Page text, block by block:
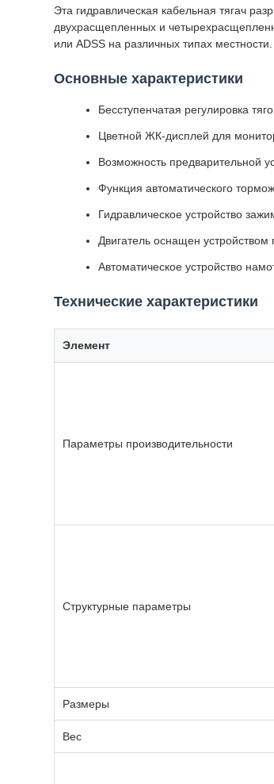
Эта гидравлическая кабельная тягач
двухрасщепленных и
или ADSS на различных типах местности.
Основные характеристики
Бесступенчатая регулировка
Цветной ЖК-дисплей для
Возможность предварительной
Функция автоматического
Гидравлическое устройство
Двигатель оснащен
Автоматическое устройство
Технические характеристики
Элемент
Параметры производительности
Структурные параметры
Размеры
Вес